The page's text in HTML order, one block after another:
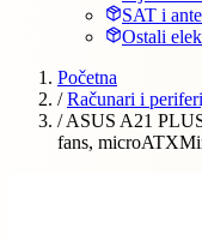
SAT i
Ostali
Početna
/ Računari i
/ ASUS A21
fans,